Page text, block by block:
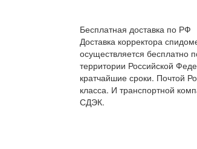
Бесплатная доставка по РФ
Доставка корректора
осуществляется бесплатно
территории Российской
кратчайшие сроки. Почтой
класса. И транспортной
СДЭК.